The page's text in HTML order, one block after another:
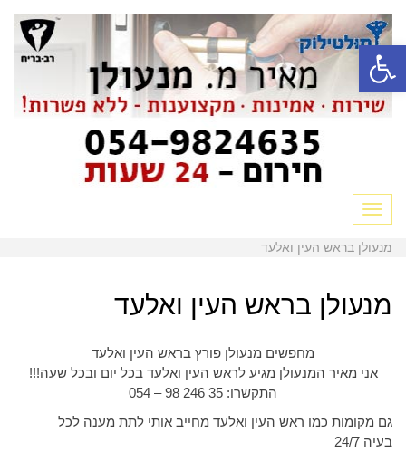
פתח סרגל נגישות
תפריט
מנעולן בראש העין ואלעד
מנעולן בראש העין ואלעד
מחפשים מנעולן פורץ בראש העין ואלעד
אני מאיר המנעולן מגיע לראש העין ואלעד בכל יום ובכל שעה!!!
התקשרו: 35 246 98 – 054
גם מקומות כמו ראש העין ואלעד מחייב אותי לתת מענה לכל
בעיה 24/7